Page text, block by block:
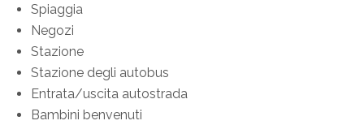
Spiaggia
Negozi
Stazione
Stazione degli autobus
Entrata/uscita autostrada
Bambini benvenuti